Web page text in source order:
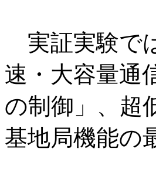
実証実験で
速・大容量通
の制御」、超
基地局機能の